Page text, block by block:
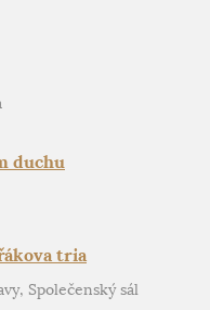
duchu
tria
Společenský sál